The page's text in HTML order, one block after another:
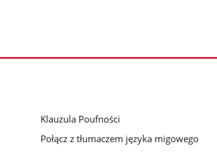
Klauzula Poufności
Połącz z tłumaczem języka migowego